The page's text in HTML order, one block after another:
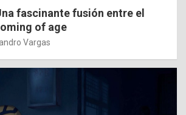
fascinante fusión entre el
of age
Vargas